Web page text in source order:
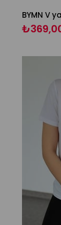
BYMN V